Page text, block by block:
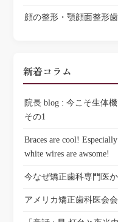
顔の整形・顎顔面整形
新着コラム
院長 blog : 今こそ生体
その1
Braces are cool!
white wires are awsome!
今なぜ矯正歯科専門医
アメリカ矯正歯科医会